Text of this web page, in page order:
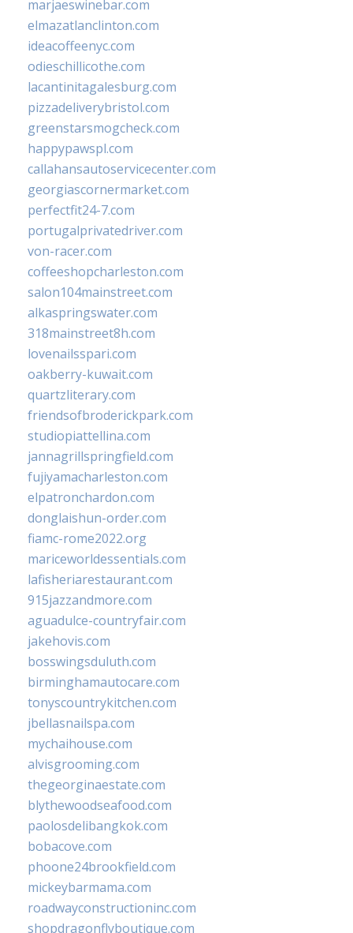
marjaeswinebar.com
elmazatlanclinton.com
ideacoffeenyc.com
odieschillicothe.com
lacantinitagalesburg.com
pizzadeliverybristol.com
greenstarsmogcheck.com
happypawspl.com
callahansautoservicecenter.com
georgiascornermarket.com
perfectfit24-7.com
portugalprivatedriver.com
von-racer.com
coffeeshopcharleston.com
salon104mainstreet.com
alkaspringswater.com
318mainstreet8h.com
lovenailsspari.com
oakberry-kuwait.com
quartzliterary.com
friendsofbroderickpark.com
studiopiattellina.com
jannagrillspringfield.com
fujiyamacharleston.com
elpatronchardon.com
donglaishun-order.com
fiamc-rome2022.org
mariceworldessentials.com
lafisheriarestaurant.com
915jazzandmore.com
aguadulce-countryfair.com
jakehovis.com
bosswingsduluth.com
birminghamautocare.com
tonyscountrykitchen.com
jbellasnailspa.com
mychaihouse.com
alvisgrooming.com
thegeorginaestate.com
blythewoodseafood.com
paolosdelibangkok.com
bobacove.com
phoone24brookfield.com
mickeybarmama.com
roadwayconstructioninc.com
shopdragonflyboutique.com